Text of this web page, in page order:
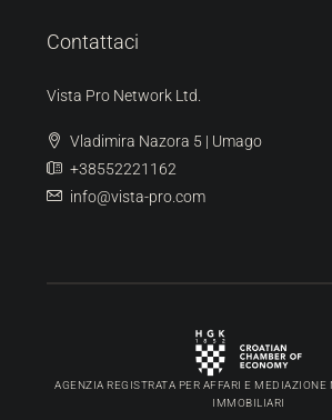
Contattaci
Vista Pro Network Ltd.
Vladimira Nazora 5 | Umago
+38552221162
info@vista-pro.com
AGENZIA REGISTRATA PER AFFARI E MEDIAZIONE
IMMOBILIARI